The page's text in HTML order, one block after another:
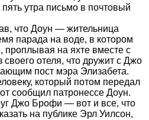
утра письмо в почтовый
что Доун — жительница
парада на воде, в котором
проплывая на яхте вместе с
отеля, что дружит с Джо
пост мэра Элизабета.
который потом передал
сообщил патронессе Доун.
Джо Брофи — вот и все, что
на публике Эрл Уилсон,